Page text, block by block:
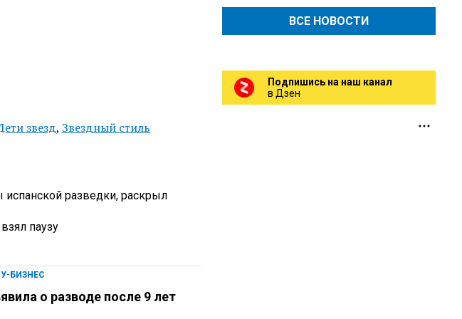
звезд, Звездный стиль
разведки, раскрыл
паузу
БИЗНЕС
о разводе после 9 лет
ВСЕ НОВОСТИ
Подпишись на наш канал
в Дзен